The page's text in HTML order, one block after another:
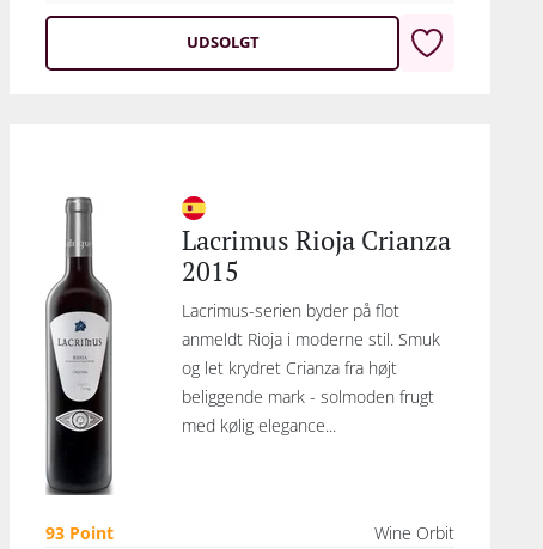
UDSOLGT
Lacrimus Rioja Crianza
2015
Lacrimus-serien byder på flot
anmeldt Rioja i moderne stil. Smuk
og let krydret Crianza fra højt
beliggende mark - solmoden frugt
med kølig elegance...
93 Point
Wine Orbit